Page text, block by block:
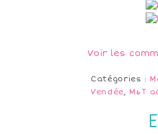
Voir les
Catégories :
Vendée, M&T